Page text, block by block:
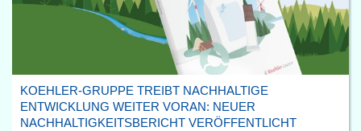
KOEHLER-GRUPPE TREIBT NACHHALTIGE
ENTWICKLUNG WEITER VORAN: NEUER
NACHHALTIGKEITSBERICHT VERÖFFENTLICHT